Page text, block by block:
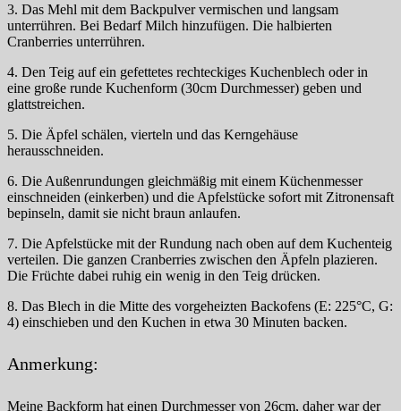
3. Das Mehl mit dem Backpulver vermischen und langsam
unterrühren. Bei Bedarf Milch hinzufügen. Die halbierten
Cranberries unterrühren.
4. Den Teig auf ein gefettetes rechteckiges Kuchenblech oder in
eine große runde Kuchenform (30cm Durchmesser) geben und
glattstreichen.
5. Die Äpfel schälen, vierteln und das Kerngehäuse
herausschneiden.
6. Die Außenrundungen gleichmäßig mit einem Küchenmesser
einschneiden (einkerben) und die Apfelstücke sofort mit Zitronensaft
bepinseln, damit sie nicht braun anlaufen.
7. Die Apfelstücke mit der Rundung nach oben auf dem Kuchenteig
verteilen. Die ganzen Cranberries zwischen den Äpfeln plazieren.
Die Früchte dabei ruhig ein wenig in den Teig drücken.
8. Das Blech in die Mitte des vorgeheizten Backofens (E: 225°C, G:
4) einschieben und den Kuchen in etwa 30 Minuten backen.
Anmerkung:
Meine Backform hat einen Durchmesser von 26cm, daher war der